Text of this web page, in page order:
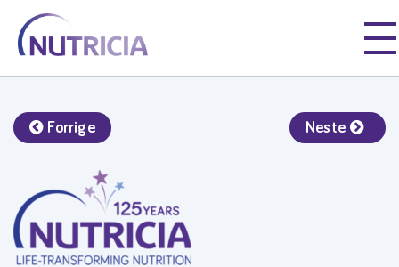
Nutricia
Nutricia
Nutricia
Forrige Neste